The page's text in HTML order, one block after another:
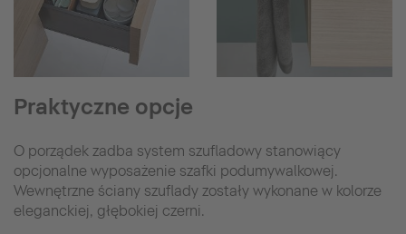
Praktyczne opcje
O porządek zadba system szufladowy stanowiący
opcjonalne wyposażenie szafki podumywalkowej.
Wewnętrzne ściany szuflady zostały wykonane w kolorze
eleganckiej, głębokiej czerni.